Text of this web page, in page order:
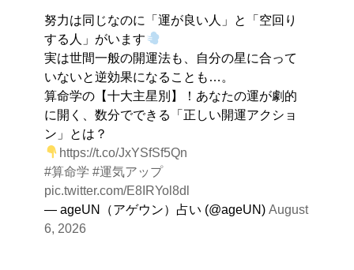
努力は同じなのに「運が良い人」と「空回り
する人」がいます
実は世間一般の開運法も、自分の星に合って
いないと逆効果になることも…。
算命学の【十大主星別】！あなたの運が劇的
に開く、数分でできる「正しい開運アクショ
ン」とは？
https://t.co/JxYSfSf5Qn
#算命学 #運気アップ
pic.twitter.com/E8IRYol8dl
— ageUN（アゲウン）占い (@ageUN)August
6, 2026